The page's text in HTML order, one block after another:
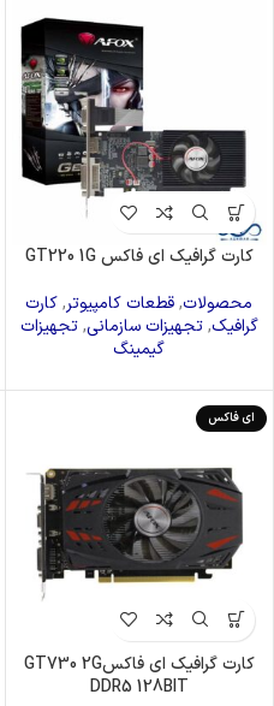
کارت گرافیک ای فاکس GT220 1G
محصولات,قطعات کامپیوتر,کارت
گرافیک,تجهیزات سازمانی,تجهیزات
گیمینگ
ای فاکس
کارت گرافیک ای فاکسGT730 2G
DDR5 128BIT